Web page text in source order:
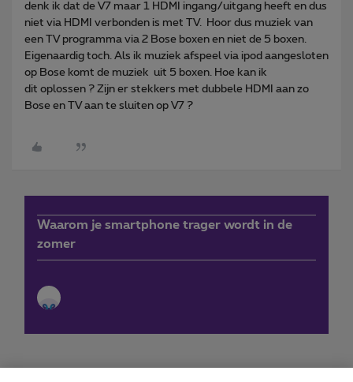
denk ik dat de V7 maar 1 HDMI ingang/uitgang heeft en dus
niet via HDMI verbonden is met TV. Hoor dus muziek van
een TV programma via 2 Bose boxen en niet de 5 boxen.
Eigenaardig toch. Als ik muziek afspeel via ipod aangesloten
op Bose komt de muziek uit 5 boxen. Hoe kan ik
dit oplossen ? Zijn er stekkers met dubbele HDMI aan zo
Bose en TV aan te sluiten op V7 ?
Waarom je smartphone trager wordt in de
zomer